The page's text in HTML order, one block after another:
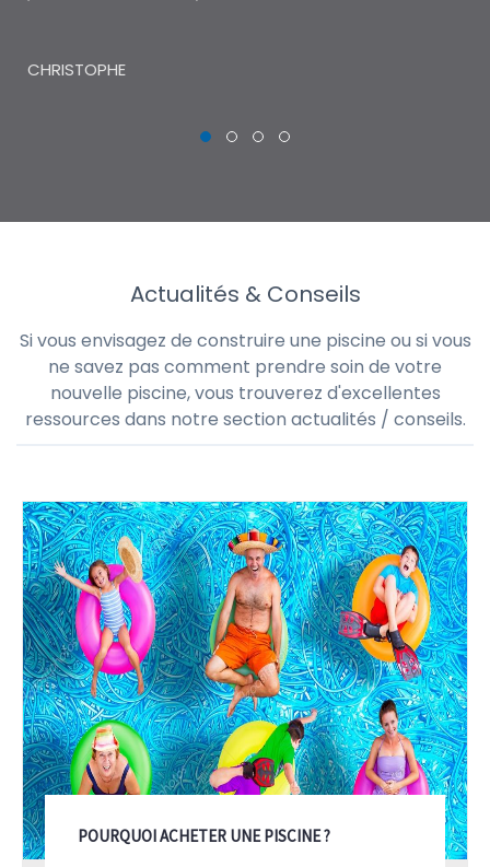
CHRISTOPHE
Actualités & Conseils
Si vous envisagez de construire une piscine ou si vous
ne savez pas comment prendre soin de votre
nouvelle piscine, vous trouverez d'excellentes
ressources dans notre section actualités / conseils.
POURQUOI ACHETER UNE PISCINE ?